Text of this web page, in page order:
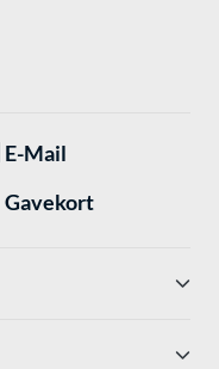
E-Mail
Gavekort